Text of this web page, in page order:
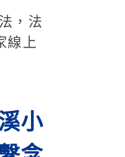
，法
線上
小